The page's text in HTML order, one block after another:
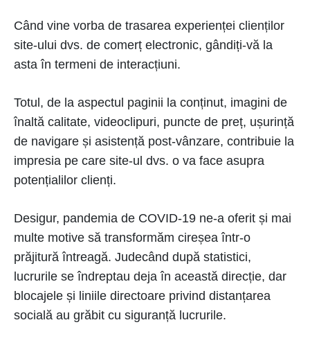
Când vine vorba de trasarea experienței clienților
site-ului dvs. de comerț electronic, gândiți-vă la
asta în termeni de interacțiuni.
Totul, de la aspectul paginii la conținut, imagini de
înaltă calitate, videoclipuri, puncte de preț, ușurință
de navigare și asistență post-vânzare, contribuie la
impresia pe care site-ul dvs. o va face asupra
potențialilor clienți.
Desigur, pandemia de COVID-19 ne-a oferit și mai
multe motive să transformăm cireșea într-o
prăjitură întreagă. Judecând după statistici,
lucrurile se îndreptau deja în această direcție, dar
blocajele și liniile directoare privind distanțarea
socială au grăbit cu siguranță lucrurile.